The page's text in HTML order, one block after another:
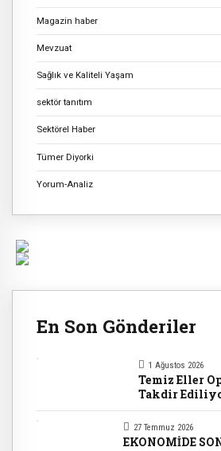
Magazin haber
Mevzuat
Sağlık ve Kaliteli Yaşam
sektör tanıtım
Sektörel Haber
Tümer Diyorki
Yorum-Analiz
En Son Gönderiler
1 Ağustos 2026
Temiz Eller
Takdir
27 Temmuz 2026
EKONOMİDE